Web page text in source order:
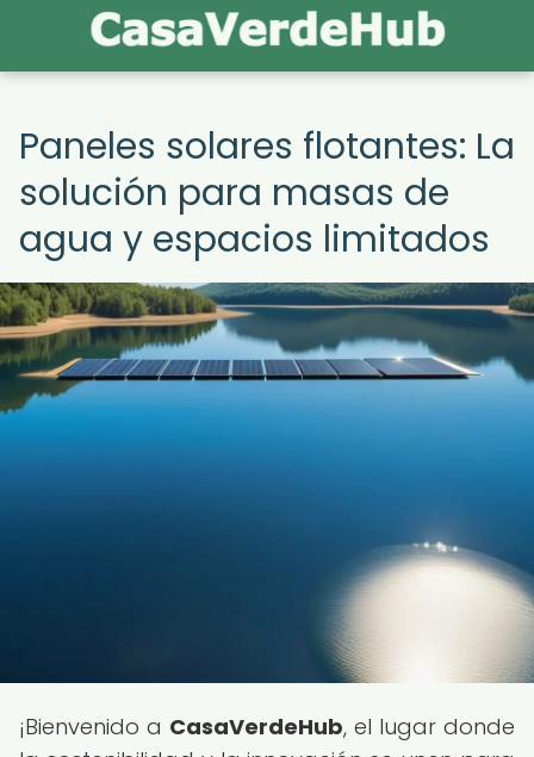
Paneles solares flotantes: La
solución para masas de
agua y espacios limitados
¡Bienvenido a CasaVerdeHub, el lugar donde